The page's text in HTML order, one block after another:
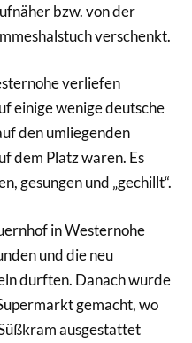
bzw. von der
verschenkt.
verliefen
einige wenige deutsche
den umliegenden
dem Platz waren. Es
gesungen und „gechillt“.
in Westernohe
und die neu
durften. Danach wurde
gemacht, wo
ausgestattet